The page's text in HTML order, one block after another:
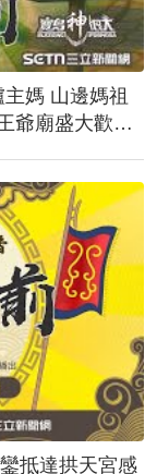
媽 山邊媽祖
爺廟盛大歡
抵達拱天宮感